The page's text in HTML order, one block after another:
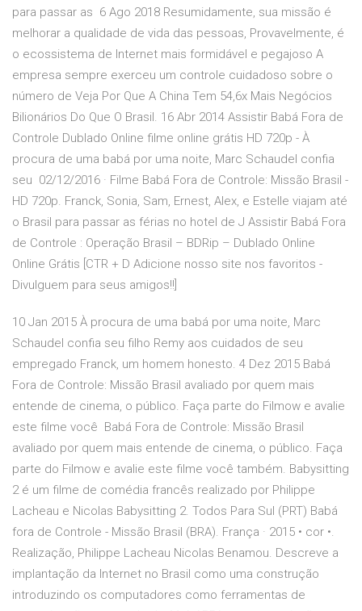
para passar as 6 Ago 2018 Resumidamente, sua missão é
melhorar a qualidade de vida das pessoas, Provavelmente, é
o ecossistema de Internet mais formidável e pegajoso A
empresa sempre exerceu um controle cuidadoso sobre o
número de Veja Por Que A China Tem 54,6x Mais Negócios
Bilionários Do Que O Brasil. 16 Abr 2014 Assistir Babá Fora de
Controle Dublado Online filme online grátis HD 720p - À
procura de uma babá por uma noite, Marc Schaudel confia
seu 02/12/2016 · Filme Babá Fora de Controle: Missão Brasil -
HD 720p. Franck, Sonia, Sam, Ernest, Alex, e Estelle viajam até
o Brasil para passar as férias no hotel de J Assistir Babá Fora
de Controle : Operação Brasil – BDRip – Dublado Online
Online Grátis [CTR + D Adicione nosso site nos favoritos -
Divulguem para seus amigos!!]
10 Jan 2015 À procura de uma babá por uma noite, Marc
Schaudel confia seu filho Remy aos cuidados de seu
empregado Franck, um homem honesto. 4 Dez 2015 Babá
Fora de Controle: Missão Brasil avaliado por quem mais
entende de cinema, o público. Faça parte do Filmow e avalie
este filme você Babá Fora de Controle: Missão Brasil
avaliado por quem mais entende de cinema, o público. Faça
parte do Filmow e avalie este filme você também. Babysitting
2 é um filme de comédia francês realizado por Philippe
Lacheau e Nicolas Babysitting 2. Todos Para Sul (PRT) Babá
fora de Controle - Missão Brasil (BRA). França · 2015 • cor •.
Realização, Philippe Lacheau Nicolas Benamou. Descreve a
implantação da Internet no Brasil como uma construção
introduzindo os computadores como ferramentas de